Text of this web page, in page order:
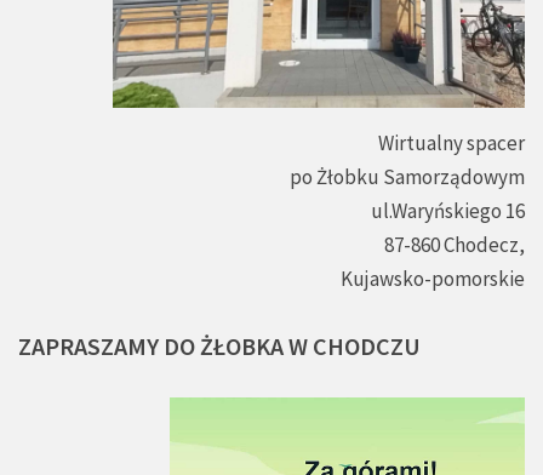
Wirtualny spacer
po Żłobku Samorządowym
ul.Waryńskiego 16
87-860 Chodecz,
Kujawsko-pomorskie
ZAPRASZAMY DO ŻŁOBKAW CHODCZU